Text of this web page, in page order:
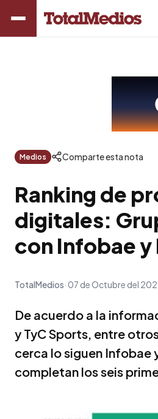
Medios Comparte esta nota
Ranking de
digitales:
con Infobae y
TotalMedios 07 de Octubre del
De acuerdo a la
y TyC Sports, entre
cerca lo siguen Infobae
completan los seis